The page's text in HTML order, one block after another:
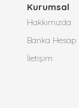
Kurumsal
Hakkımızda
Banka Hesap
İletişim